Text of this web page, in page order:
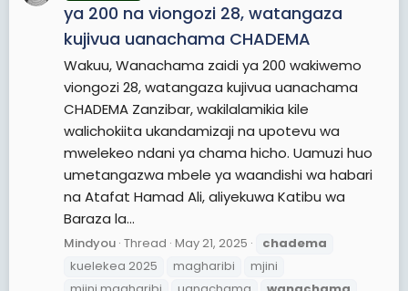
ya 200 na viongozi 28, watangaza
kujivua uanachama CHADEMA
Wakuu, Wanachama zaidi ya 200 wakiwemo
viongozi 28, watangaza kujivua uanachama
CHADEMA Zanzibar, wakilalamikia kile
walichokiita ukandamizaji na upotevu wa
mwelekeo ndani ya chama hicho. Uamuzi huo
umetangazwa mbele ya waandishi wa habari
na Atafat Hamad Ali, aliyekuwa Katibu wa
Baraza la...
Mindyou Thread May 21, 2025
chadema
kuelekea 2025
magharibi
mjini